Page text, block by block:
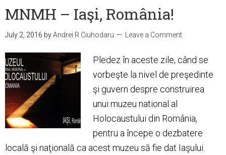
MNMH – Iaşi, România!
July 2, 2016 byAndrei R Ciuhodaru Leave a Comment
Pledez în aceste zile, când se
vorbeşte la nivel de preşedinte
şi guvern despre construirea
unui muzeu national al
Holocaustului din România,
pentru a începe o dezbatere
locală şi naţională ca acest muzeu să fie dat Iaşului.